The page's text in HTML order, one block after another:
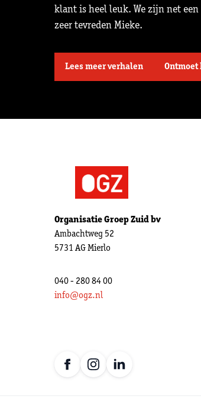
klant is heel leuk. We zijn net een
zeer tevreden Mieke.
Lees meer verhalen Ontmoet
Organisatie Groep Zuid bv
Ambachtweg 52
5731 AG Mierlo
040 - 280 84 00
info@ogz.nl